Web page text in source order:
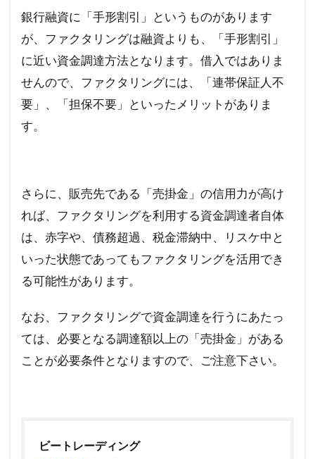
銀行融資に「手形割引」というものがあります
が、ファクタリングは融資よりも、「手形割引」
に近い資金調達方法となります。借入ではありま
せんので、ファクタリングには、「連帯保証人不
要」、「担保不要」といったメリットがありま
す。
さらに、販売先である「売掛金」の信用力が高け
れば、ファクタリングを利用する資金調達者自体
は、赤字や、債務超過、税金滞納中、リスケ中と
いった状態であってもファクタリングを活用でき
る可能性があります。
なお、ファクタリングで資金調達を行うにあたっ
ては、必要となる調達額以上の「売掛金」がある
ことが必要条件となりますので、ご注意下さい。
ビートレーディング